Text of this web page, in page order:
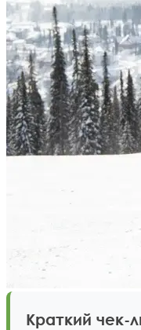
Краткий чек-